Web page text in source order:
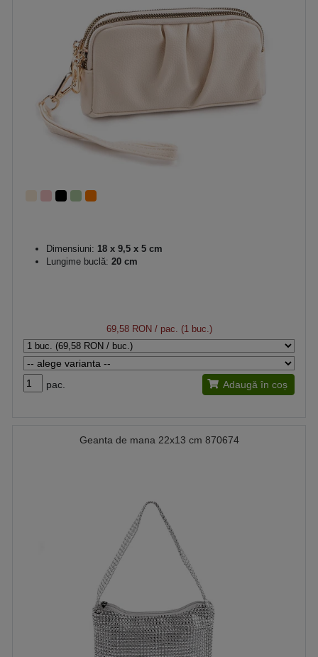
Dimensiuni: 18 x 9,5 x 5 cm
Lungime buclă: 20 cm
69,58 RON/ pac. (1 buc.)
pac. Adaugă în coș
Geanta de mana 22x13 cm 870674